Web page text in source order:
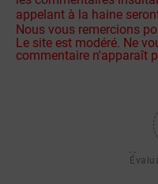
appelant à la haine
Nous vous remercions
Le site est modéré. Ne
commentaire n'apparaît